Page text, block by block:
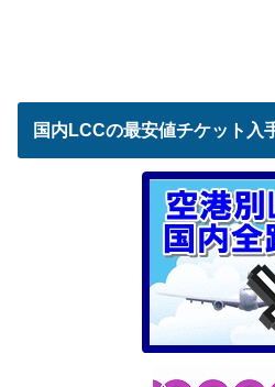
国内LCCの最安値チケット入